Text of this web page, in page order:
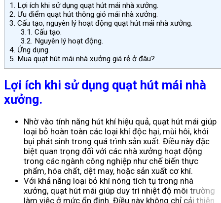
1. Lợi ích khi sử dụng quạt hút mái nhà xưởng.
2. Ưu điểm quạt hút thông gió mái nhà xưởng.
3. Cấu tạo, nguyên lý hoạt động quạt hút mái nhà xưởng.
3.1. Cấu tạo.
3.2. Nguyên lý hoạt động.
4. Ứng dụng.
5. Mua quạt hút mái nhà xưởng giá rẻ ở đâu?
Lợi ích khi sử dụng quạt hút mái nhà
xưởng.
Nhờ vào tính năng hút khí hiệu quả, quạt hút mái giúp
loại bỏ hoàn toàn các loại khí độc hại, mùi hôi, khói
bụi phát sinh trong quá trình sản xuất. Điều này đặc
biệt quan trọng đối với các nhà xưởng hoạt động
trong các ngành công nghiệp như chế biến thực
phẩm, hóa chất, dệt may, hoặc sản xuất cơ khí.
Với khả năng loại bỏ khí nóng tích tụ trong nhà
xưởng, quạt hút mái giúp duy trì nhiệt độ môi trường
làm việc ở mức ổn định. Điều này không chỉ cải thiện